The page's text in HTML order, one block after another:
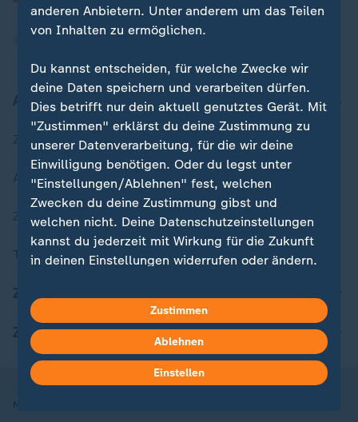
Aktuell bei ZDFheute
Zuletzt veröffentlicht
Aktuelle Sendungs-Videos
ZDFheute Stories
Themen im Überblick
ZDFheute Apps
Nutzungsbedingungen
anderen Anbietern. Unter anderem um das Teilen
von Inhalten zu ermöglichen.
Du kannst entscheiden, für welche Zwecke wir
deine Daten speichern und verarbeiten dürfen.
Dies betrifft nur dein aktuell genutztes Gerät. Mit
"Zustimmen" erklärst du deine Zustimmung zu
unserer Datenverarbeitung, für die wir deine
Einwilligung benötigen. Oder du legst unter
"Einstellungen/Ablehnen" fest, welchen
Zwecken du deine Zustimmung gibst und
welchen nicht. Deine Datenschutzeinstellungen
kannst du jederzeit mit Wirkung für die Zukunft
in deinen Einstellungen widerrufen oder ändern.
Hier findest du das Impressum.
Weitere Informationen findest du in unserer
Datenschutzerklärung.
Zustimmen
Ablehnen
Einstellen